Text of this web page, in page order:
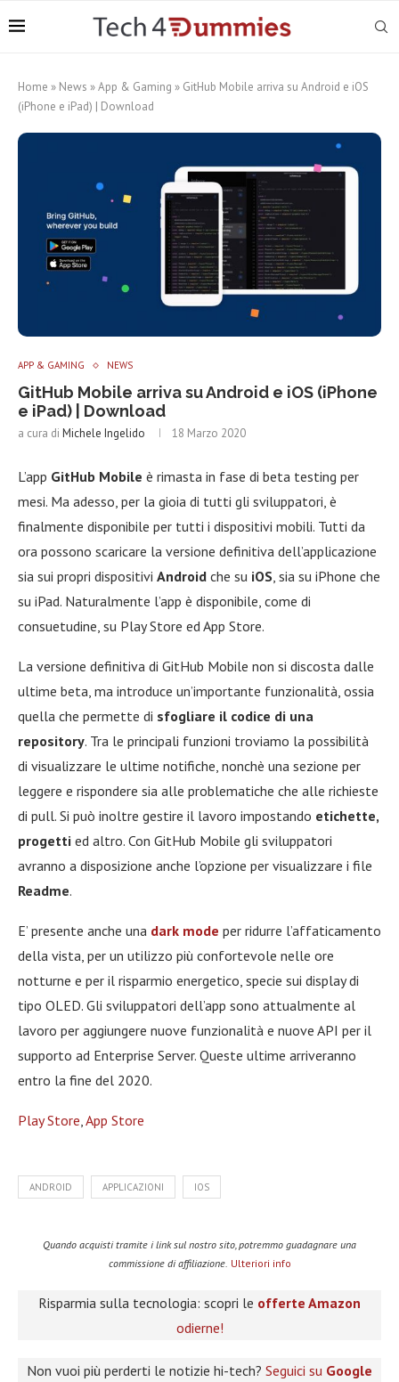
Home » News »App & Gaming » GitHub Mobile arriva su Android e iOS
(iPhone e iPad) | Download
APP & GAMING NEWS
GitHub Mobile arriva su Android e iOS (iPhone
e iPad) | Download
a cura di Michele Ingelido 18 Marzo 2020
L’app GitHub Mobile è rimasta in fase di beta testing per
mesi. Ma adesso, per la gioia di tutti gli sviluppatori, è
finalmente disponibile per tutti i dispositivi mobili. Tutti da
ora possono scaricare la versione definitiva dell’applicazione
sia sui propri dispositivi Android che su iOS, sia su iPhone che
su iPad. Naturalmente l’app è disponibile, come di
consuetudine, su Play Store ed App Store.
La versione definitiva di GitHub Mobile non si discosta dalle
ultime beta, ma introduce un’importante funzionalità, ossia
quella che permette di sfogliare il codice di una
repository. Tra le principali funzioni troviamo la possibilità
di visualizzare le ultime notifiche, nonchè una sezione per
leggere e rispondere sia alle problematiche che alle richieste
di pull. Si può inoltre gestire il lavoro impostando etichette,
progetti ed altro. Con GitHub Mobile gli sviluppatori
avranno a disposizione anche l’opzione per visualizzare i file
Readme.
E’ presente anche una dark mode per ridurre l’affaticamento
della vista, per un utilizzo più confortevole nelle ore
notturne e per il risparmio energetico, specie sui display di
tipo OLED. Gli sviluppatori dell’app sono attualmente al
lavoro per aggiungere nuove funzionalità e nuove API per il
supporto ad Enterprise Server. Queste ultime arriveranno
entro la fine del 2020.
Play Store,App Store
ANDROID APPLICAZIONI IOS
Quando acquisti tramite i link sul nostro sito, potremmo guadagnare una
commissione di affiliazione. Ulteriori info
Risparmia sulla tecnologia: scopri le offerte Amazon
odierne!
Non vuoi più perderti le notizie hi-tech? Seguici su Google